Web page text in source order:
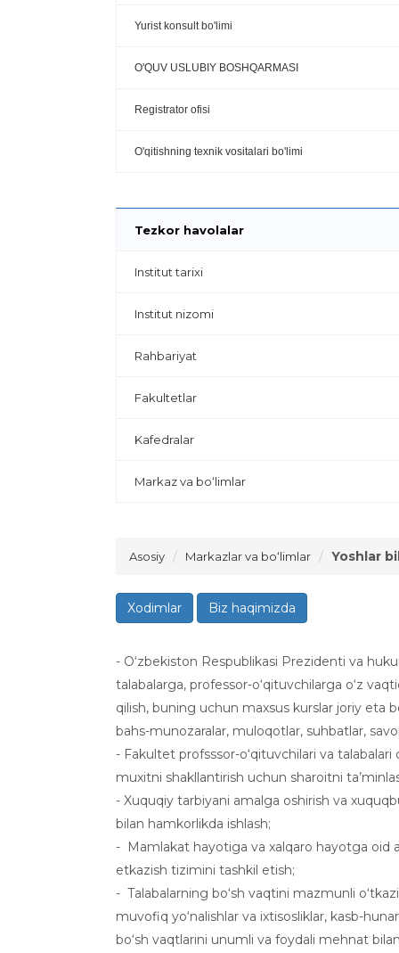
Yurist konsult bo'limi
O'QUV USLUBIY BOSHQARMASI
Registrator ofisi
O'qitishning texnik vositalari bo'limi
Tezkor havolalar
Institut tarixi
Institut nizomi
Rahbariyat
Fakultetlar
Kafedralar
Markaz va bo‘limlar
Asosiy Markazlar va bo‘limlar Yoshlar
Xodimlar Biz haqimizda
- O‘zbekiston Respublikasi Prezidenti va
talabalarga, professor-o‘qituvchilarga o‘z
qilish, buning uchun maxsus kurslar joriy eta
bahs-munozaralar, muloqotlar, suhbatlar,
- Fakultet profsssor-o‘qituvchilari va
muxitni shakllantirish uchun sharoitni
- Xuquqiy tarbiyani amalga oshirish va
bilan hamkorlikda ishlash;
- Mamlakat hayotiga va xalqaro hayotga oid
etkazish tizimini tashkil etish;
- Talabalarning bo‘sh vaqtini mazmunli
muvofiq yo‘nalishlar va ixtisosliklar, kasb-
bo‘sh vaqtlarini unumli va foydali mehnat